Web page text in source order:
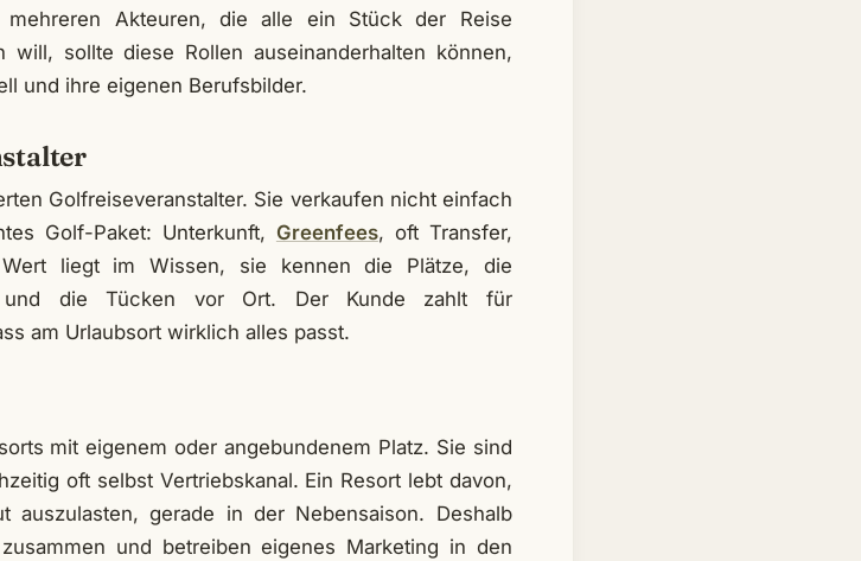
Akteuren, die alle ein Stück der Reise
sollte diese Rollen auseinanderhalten können,
und ihre eigenen Berufsbilder.
Golfreiseveranstalter. Sie verkaufen nicht einfach
Golf-Paket: Unterkunft, Greenfees, oft Transfer,
liegt im Wissen, sie kennen die Plätze, die
und die Tücken vor Ort. Der Kunde zahlt für
am Urlaubsort wirklich alles passt.
mit eigenem oder angebundenem Platz. Sie sind
oft selbst Vertriebskanal. Ein Resort lebt davon,
auszulasten, gerade in der Nebensaison. Deshalb
und betreiben eigenes Marketing in den